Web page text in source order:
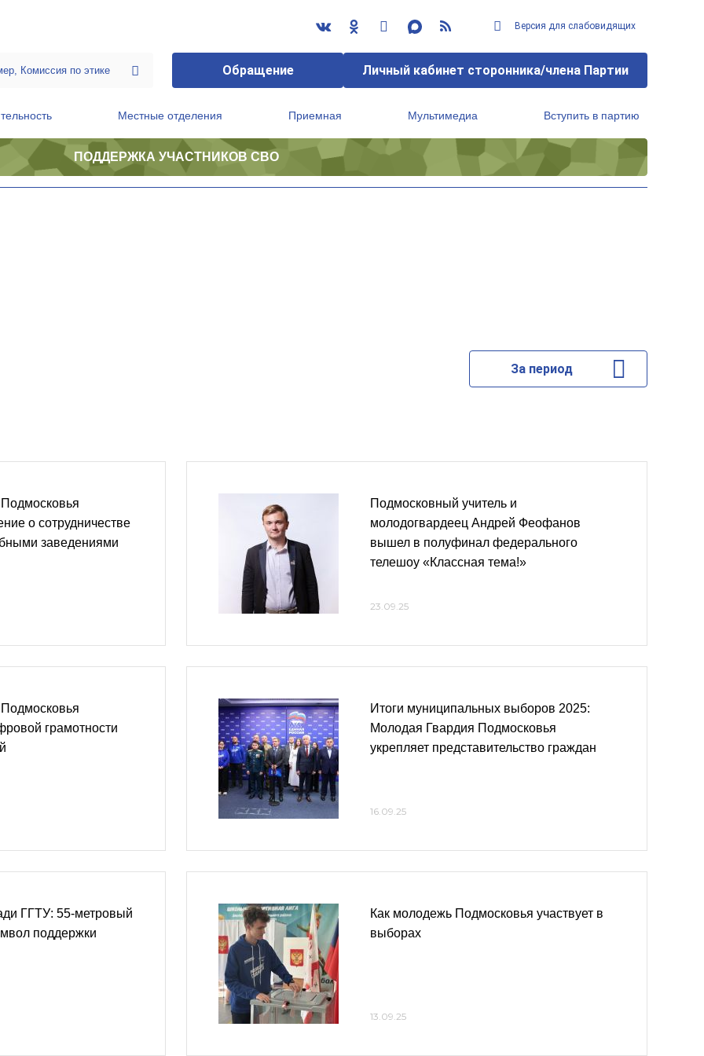
Версия для слабовидящих
Обращение Личный кабинет сторонника/члена Партии
Местные отделения Приемная Мультимедиа Вступить в партию
ПОДДЕРЖКА УЧАСТНИКОВ СВО
За период
о сотрудничестве
заведениями
грамотности
ГГТУ: 55-метровый
поддержки
Подмосковный учитель и
молодогвардеец Андрей Феофанов
вышел в полуфинал федерального
телешоу «Классная тема!»
23.09.25
Итоги муниципальных выборов 2025:
Молодая Гвардия Подмосковья
укрепляет представительство граждан
16.09.25
Как молодежь Подмосковья участвует в
выборах
13.09.25